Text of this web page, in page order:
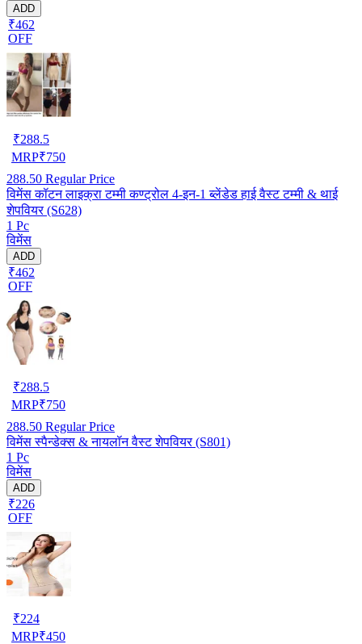
ADD
₹462
OFF
₹288.5
MRP₹750
288.50 Regular Price
विमेंस कॉटन लाइक्रा टम्मी कण्ट्रोल 4-इन-1 ब्लेंडेड हाई वैस्ट टम्मी & थाई
शेपवियर (S628)
1 Pc
विमेंस
ADD
₹462
OFF
₹288.5
MRP₹750
288.50 Regular Price
विमेंस स्पैन्डेक्स & नायलॉन वैस्ट शेपवियर (S801)
1 Pc
विमेंस
ADD
₹226
OFF
₹224
MRP₹450